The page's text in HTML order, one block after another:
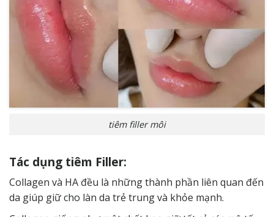
tiêm filler môi
Tác dụng tiêm Filler:
Collagen và HA đều là những thành phần liên quan đến
da giúp giữ cho làn da trẻ trung và khỏe mạnh.